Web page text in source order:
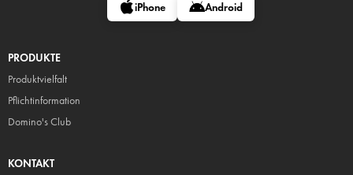
iPhone Android
PRODUKTE
Produktvielfalt
Pflichtinformation
Domino's Club
KONTAKT